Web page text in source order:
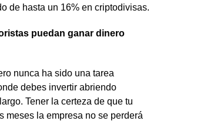
de hasta un 16% en criptodivisas.
puedan ganar dinero
nunca ha sido una tarea
debes invertir abriendo
Tener la certeza de que tu
meses la empresa no se perderá